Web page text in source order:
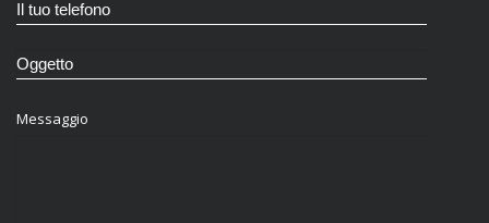
Messaggio